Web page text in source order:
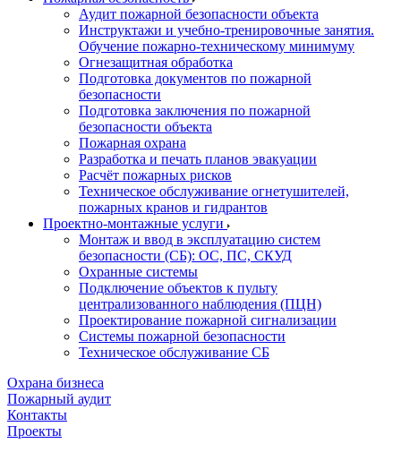
Аудит пожарной безопасности объекта
Инструктажи и учебно-тренировочные занятия.
Обучение пожарно-техническому минимуму
Огнезащитная обработка
Подготовка документов по пожарной
безопасности
Подготовка заключения по пожарной
безопасности объекта
Пожарная охрана
Разработка и печать планов эвакуации
Расчёт пожарных рисков
Техническое обслуживание огнетушителей,
пожарных кранов и гидрантов
Проектно-монтажные услуги
Монтаж и ввод в эксплуатацию систем
безопасности (СБ): ОС, ПС, СКУД
Охранные системы
Подключение объектов к пульту
централизованного наблюдения (ПЦН)
Проектирование пожарной сигнализации
Системы пожарной безопасности
Техническое обслуживание СБ
Охрана бизнеса
Пожарный аудит
Контакты
Проекты